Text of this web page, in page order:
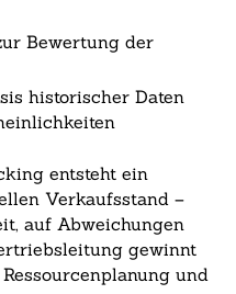
Bewertung der
historischer Daten
entsteht ein
Verkaufsstand –
auf Abweichungen
gewinnt
und